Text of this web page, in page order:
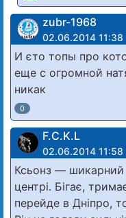
zubr-1968
02.06.2014 11:38
И єто топы про
еще с огромной
никак
0
F.C.K.L
02.06.2014 11:58
Ксьонз — шикарний
центрі. Бігає,
перейде в Дніпро,